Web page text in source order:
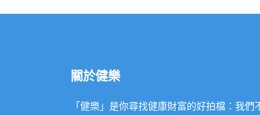
關於健樂
「健樂」是你尋找健康財富的好拍檔：我